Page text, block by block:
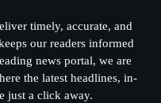
timely, accurate, and
our readers informed
news portal, we are
the latest headlines, in-
just a click away.